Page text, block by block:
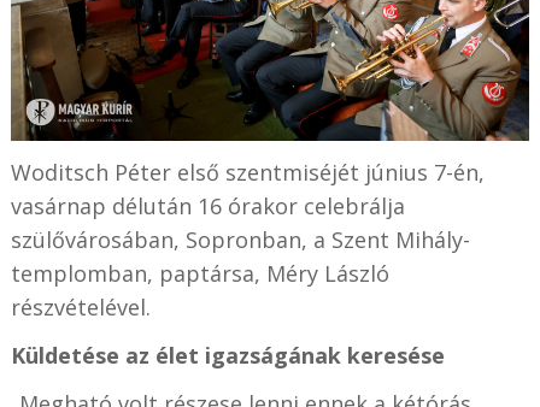
Woditsch Péter első szentmiséjét június 7-én,
vasárnap délután 16 órakor celebrálja
szülővárosában, Sopronban, a Szent Mihály-
templomban, paptársa, Méry László
részvételével.
Küldetése az élet igazságának keresése